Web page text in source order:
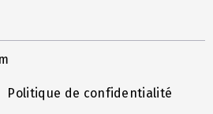
Politique de confidentialité